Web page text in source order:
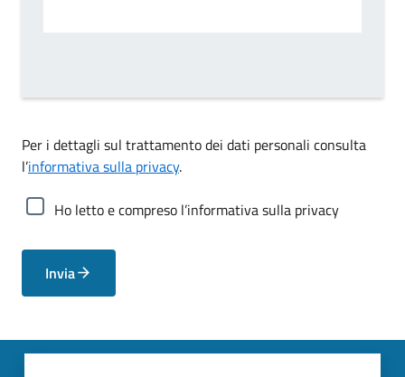
Per i dettagli sul trattamento dei dati personali consulta
l’informativa sulla privacy.
Ho letto e compreso l’informativa sulla privacy
Invia